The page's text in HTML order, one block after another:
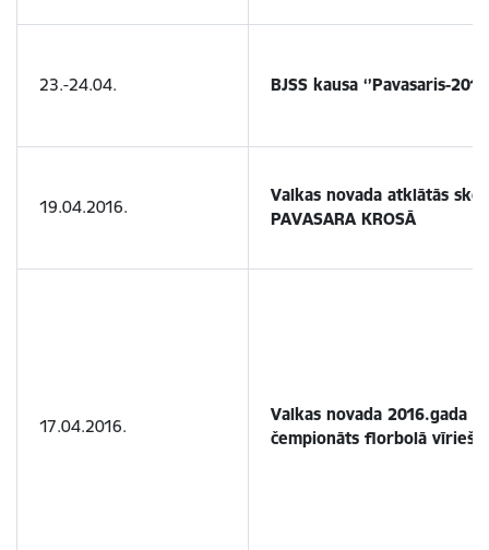
23.-24.04. BJSS kausa ‘’Pavasaris-
19.04.2016.
Valkas novada atklātās
PAVASARA KROSĀ
17.04.2016.
Valkas novada 2016.gada
čempionāts florbolā